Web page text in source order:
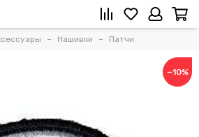
Нашивки Патчи
−10%